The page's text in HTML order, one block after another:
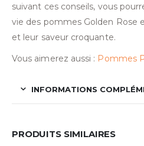
suivant ces conseils, vous
vie des pommes Golden Rose
et leur saveur croquante.
Vous aimerez aussi : Pommes
INFORMATIONS
PRODUITS SIMILAIRES